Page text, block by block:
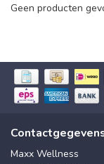
Geen producten
Maxx Wellness